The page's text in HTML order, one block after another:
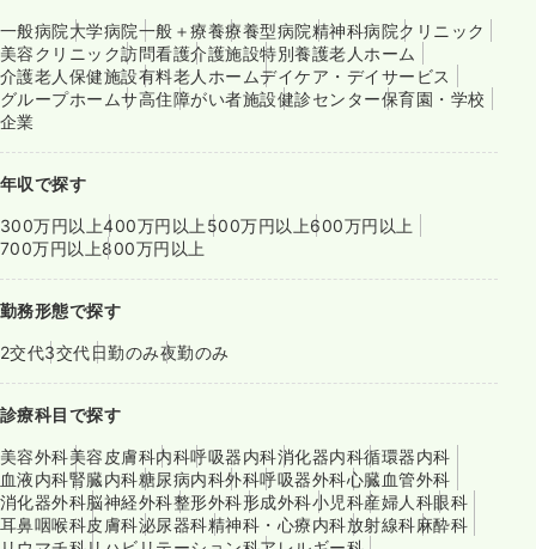
一般病院大学病院一般＋療養療養型病院精神科病院クリニック
美容クリニック訪問看護介護施設特別養護老人ホーム
介護老人保健施設有料老人ホームデイケア・デイサービス
グループホームサ高住障がい者施設健診センター保育園・学校
企業
年収で探す
300万円以上400万円以上 500万円以上600万円以上
700万円以上800万円以上
勤務形態で探す
2交代3交代日勤のみ夜勤のみ
診療科目で探す
美容外科美容皮膚科内科呼吸器内科消化器内科循環器内科
血液内科腎臓内科糖尿病内科外科呼吸器外科心臓血管外科
消化器外科脳神経外科整形外科形成外科小児科産婦人科眼科
耳鼻咽喉科皮膚科泌尿器科精神科・心療内科放射線科麻酔科